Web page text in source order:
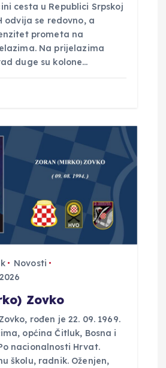
cesta u Republici Srpskoj
odvija se redovno, a
prometa na
Na prijelazima
duge su kolone…
Novosti
Zovko
rođen je 22. 09. 1969.
općina Čitluk, Bosna i
nacionalnosti Hrvat.
školu, radnik. Oženjen,